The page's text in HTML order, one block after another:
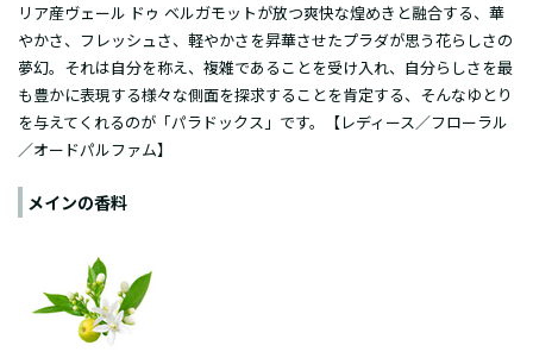
リア産ヴェール ドゥ ベルガモットが放つ爽快な煌めきと融合する、華
やかさ、フレッシュさ、軽やかさを昇華させたプラダが思う花らしさの
夢幻。それは自分を称え、複雑であることを受け入れ、自分らしさを最
も豊かに表現する様々な側面を探求することを肯定する、そんなゆとり
を与えてくれるのが「パラドックス」です。【レディース／フローラル
／オードパルファム】
メインの香料